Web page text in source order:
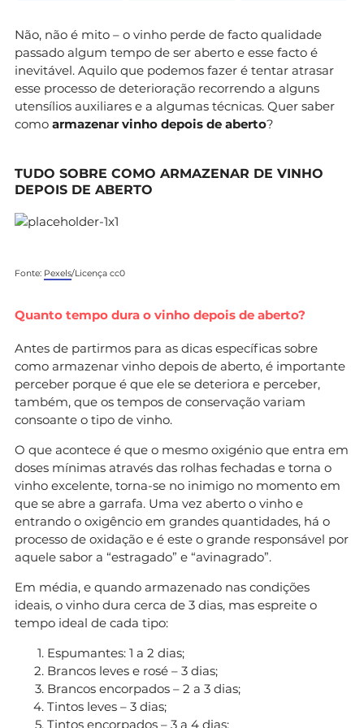
Não, não é mito – o vinho perde de facto qualidade
passado algum tempo de ser aberto e esse facto é
inevitável. Aquilo que podemos fazer é tentar atrasar
esse processo de deterioração recorrendo a alguns
utensílios auxiliares e a algumas técnicas. Quer saber
como armazenar vinho depois de aberto?
TUDO SOBRE COMO ARMAZENAR DE VINHO
DEPOIS DE ABERTO
Fonte: Pexels/Licença cc0
Quanto tempo dura o vinho depois de aberto?
Antes de partirmos para as dicas específicas sobre
como armazenar vinho depois de aberto, é importante
perceber porque é que ele se deteriora e perceber,
também, que os tempos de conservação variam
consoante o tipo de vinho.
O que acontece é que o mesmo oxigénio que entra em
doses mínimas através das rolhas fechadas e torna o
vinho excelente, torna-se no inimigo no momento em
que se abre a garrafa. Uma vez aberto o vinho e
entrando o oxigêncio em grandes quantidades, há o
processo de oxidação e é este o grande responsável por
aquele sabor a “estragado” e “avinagrado”.
Em média, e quando armazenado nas condições
ideais, o vinho dura cerca de 3 dias, mas espreite o
tempo ideal de cada tipo:
Espumantes: 1 a 2 dias;
Brancos leves e rosé – 3 dias;
Brancos encorpados – 2 a 3 dias;
Tintos leves – 3 dias;
Tintos encorpados – 3 a 4 dias;